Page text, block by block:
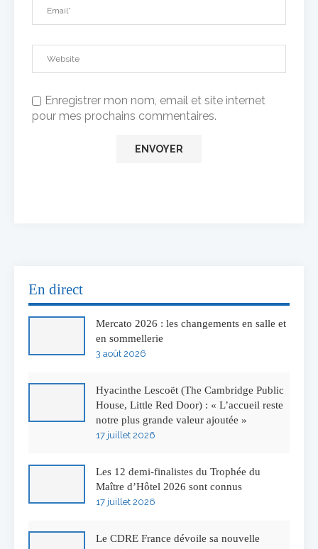
Enregistrer mon nom, email et site internet
pour mes prochains commentaires.
En direct
Mercato 2026 : les changements en salle et
en sommellerie
3 août 2026
Hyacinthe Lescoët (The Cambridge Public
House, Little Red Door) : « L’accueil reste
notre plus grande valeur ajoutée »
17 juillet 2026
Les 12 demi-finalistes du Trophée du
Maître d’Hôtel 2026 sont connus
17 juillet 2026
Le CDRE France dévoile sa nouvelle